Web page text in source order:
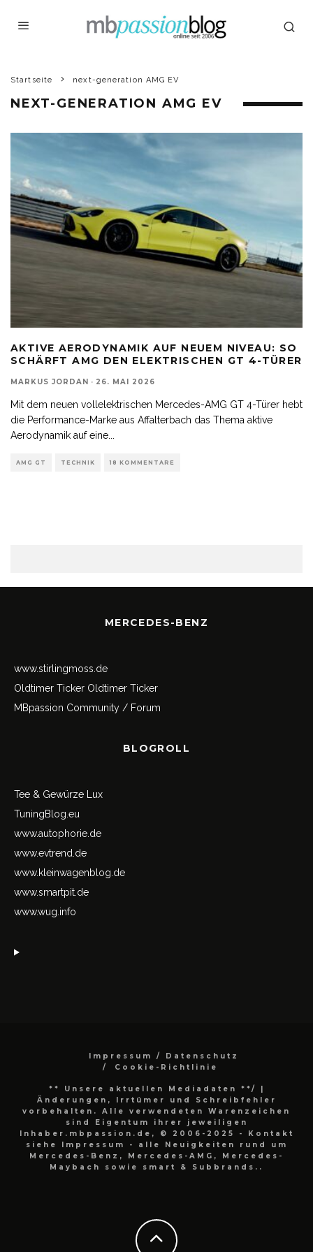
Startseite next-generation AMG EV
NEXT-GENERATION AMG EV
AKTIVE AERODYNAMIK AUF NEUEM NIVEAU: SO
SCHÄRFT AMG DEN ELEKTRISCHEN GT 4-TÜRER
MARKUS JORDAN · 26. MAI 2026
Mit dem neuen vollelektrischen Mercedes-AMG GT 4-Türer hebt
die Performance-Marke aus Affalterbach das Thema aktive
Aerodynamik auf eine
AMG GT TECHNIK 18 KOMMENTARE
MERCEDES-BENZ
www.stirlingmoss.de
Oldtimer Ticker Oldtimer Ticker
MBpassion Community / Forum
BLOGROLL
Tee & Gewürze Lux
TuningBlog.eu
www.autophorie.de
www.evtrend.de
www.kleinwagenblog.de
www.smartpit.de
www.wug.info
Impressum / Datenschutz
Cookie-Richtlinie
** Unsere aktuellen Mediadaten **/
|
Änderungen, Irrtümer und Schreibfehler
vorbehalten. Alle verwendeten Warenzeichen
sind Eigentum ihrer jeweiligen
Inhaber.mbpassion.de, © 2006-2025 - Kontakt
siehe Impressum - alle Neuigkeiten rund um
Mercedes-Benz, Mercedes-AMG, Mercedes-
Maybach sowie smart & Subbrands..